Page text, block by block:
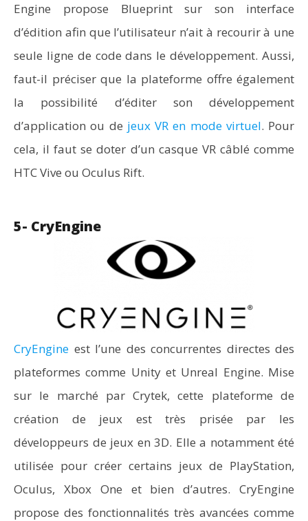
Engine propose Blueprint sur son interface
d’édition afin que l’utilisateur n’ait à recourir à une
seule ligne de code dans le développement. Aussi,
faut-il préciser que la plateforme offre également
la possibilité d’éditer son développement
d’application ou de jeux VR en mode virtuel. Pour
cela, il faut se doter d’un casque VR câblé comme
HTC Vive ou Oculus Rift.
5- CryEngine
CryEngine est l’une des concurrentes directes des
plateformes comme Unity et Unreal Engine. Mise
sur le marché par Crytek, cette plateforme de
création de jeux est très prisée par les
développeurs de jeux en 3D. Elle a notamment été
utilisée pour créer certains jeux de PlayStation,
Oculus, Xbox One et bien d’autres. CryEngine
propose des fonctionnalités très avancées comme